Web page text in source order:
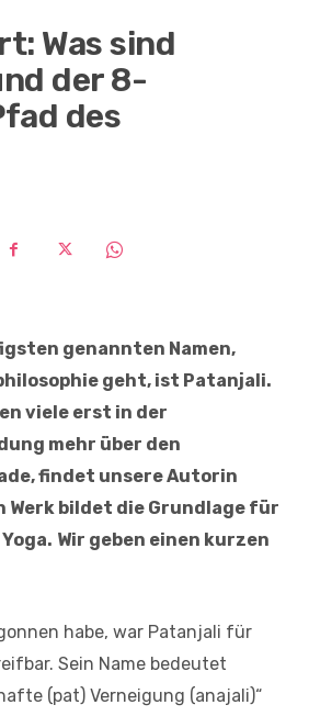
Was sind
der 8-
des
genannten Namen,
geht, ist Patanjali.
viele erst in der
mehr über den
findet unsere Autorin
Werk bildet die Grundlage für
Wir geben einen kurzen
habe, war Patanjali für
Sein Name bedeutet
(pat) Verneigung (anajali)“